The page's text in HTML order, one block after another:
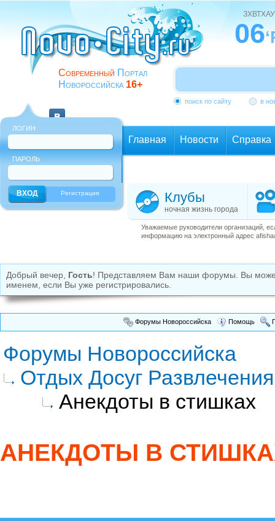
Современный Портал
Новороссийска 16+
ЗХВТХАУ
06
поиск по сайту в
ЛОГИН
ПАРОЛЬ
Регистрация
Главная Новости Справка
Клубы
ночная жизнь города
Уважаемые руководители организаций,
информацию на электронный адрес
Добрый вечер, Гость! Представляем Вам наши форумы. Вы
именем, если Вы уже регистрировались.
Форумы Новороссийска Помощь
Форумы Новороссийска
Отдых Досуг Развлечения
Анекдоты в стишках
АНЕКДОТЫ В